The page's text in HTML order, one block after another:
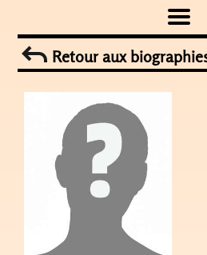
to
contentRetour aux